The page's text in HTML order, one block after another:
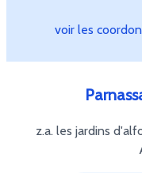
voir les
z.a. les jardins